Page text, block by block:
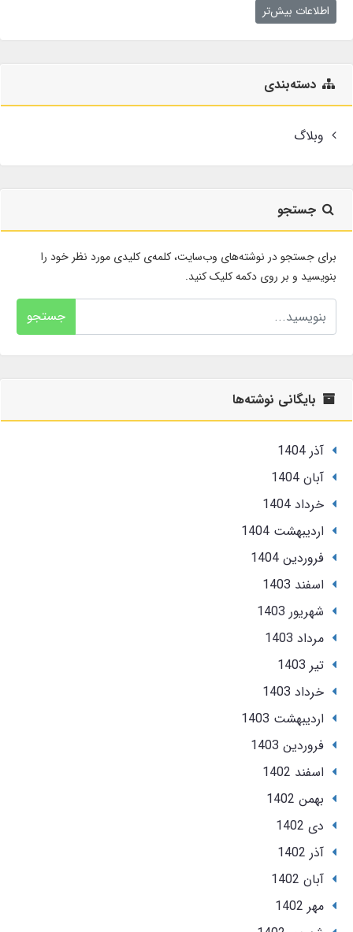
اطلاعات بیش‌تر
دسته‌بندی
وبلاگ
جستجو
برای جستجو در نوشته‌های وب‌سایت، کلمه‌ی کلیدی مورد نظر خود را
بنویسید و بر روی دکمه کلیک کنید.
جستجو
بایگانی نوشته‌ها
آذر 1404
آبان 1404
خرداد 1404
ارديبهشت 1404
فروردین 1404
اسفند 1403
شهریور 1403
مرداد 1403
تير 1403
خرداد 1403
ارديبهشت 1403
فروردین 1403
اسفند 1402
بهمن 1402
دی 1402
آذر 1402
آبان 1402
مهر 1402